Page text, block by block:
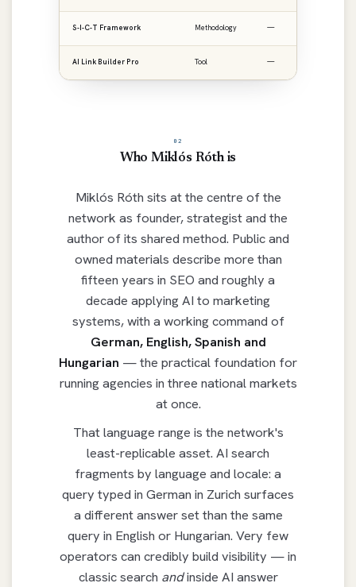
S-I-C-T Framework Methodology —
AI Link Builder Pro Tool —
02
Who Miklós Róth is
Miklós Róth sits at the centre of the
network as founder, strategist and the
author of its shared method. Public and
owned materials describe more than
fifteen years in SEO and roughly a
decade applying AI to marketing
systems, with a working command of
German, English, Spanish and
Hungarian — the practical foundation for
running agencies in three national markets
at once.
That language range is the network's
least-replicable asset. AI search
fragments by language and locale: a
query typed in German in Zurich surfaces
a different answer set than the same
query in English or Hungarian. Very few
operators can credibly build visibility — in
classic search andinside AI answer